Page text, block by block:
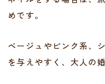
めです。
ベージュやピンク系、
を与えやすく、大人の